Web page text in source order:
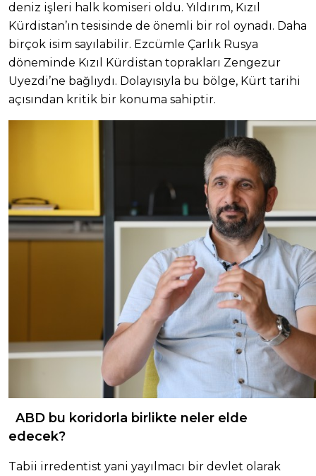
deniz işleri halk komiseri oldu. Yıldırım, Kızıl
Kürdistan’ın tesisinde de önemli bir rol oynadı. Daha
birçok isim sayılabilir. Ezcümle Çarlık Rusya
döneminde Kızıl Kürdistan toprakları Zengezur
Uyezdi’ne bağlıydı. Dolayısıyla bu bölge, Kürt tarihi
açısından kritik bir konuma sahiptir.
ABD bu koridorla birlikte neler elde
edecek?
Tabii irredentist yani yayılmacı bir devlet olarak